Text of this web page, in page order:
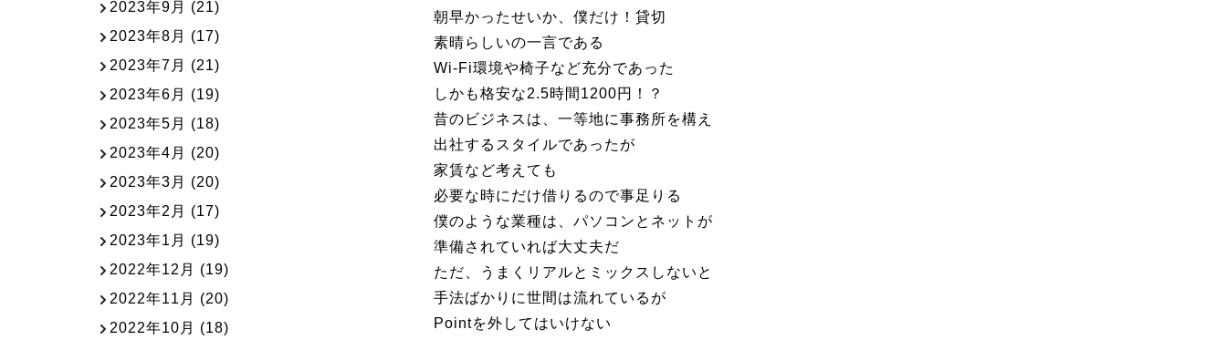
朝早かったせいか、僕だけ！貸切
素晴らしいの一言である
Wi-Fi環境や椅子など充分であった
しかも格安な2.5時間1200円！？
昔のビジネスは、一等地に事務所を構え
出社するスタイルであったが
家賃など考えても
必要な時にだけ借りるので事足りる
僕のような業種は、パソコンとネットが
準備されていれば大丈夫だ
ただ、うまくリアルとミックスしないと
手法ばかりに世間は流れているが
Pointを外してはいけない
2023年9月 (21)
2023年8月 (17)
2023年7月 (21)
2023年6月 (19)
2023年5月 (18)
2023年4月 (20)
2023年3月 (20)
2023年2月 (17)
2023年1月 (19)
2022年12月 (19)
2022年11月 (20)
2022年10月 (18)